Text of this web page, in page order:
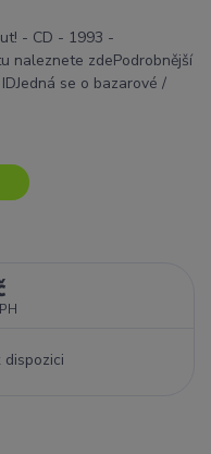
- CD - 1993 -
naleznete zdePodrobnější
se o bazarové /
dispozici